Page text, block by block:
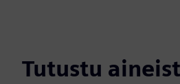
Tutustu